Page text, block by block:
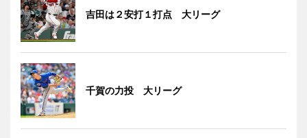
吉田は２安打１打点 大リーグ
千賀の力投 大リーグ